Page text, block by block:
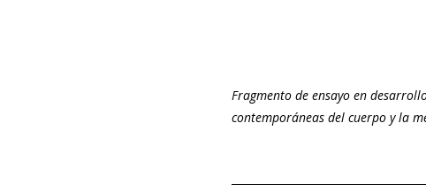
Fragmento de ensayo en
contemporáneas del cuerpo y la